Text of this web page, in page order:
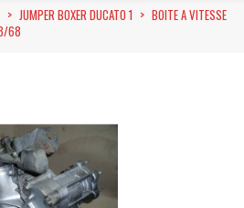
> JUMPER BOXER DUCATO 1 > BOITE A VITESSE
68